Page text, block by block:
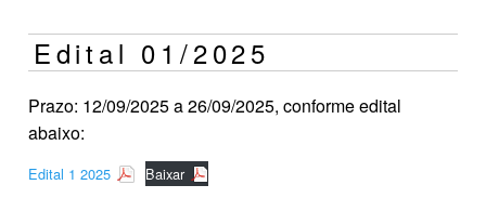
Edital 01/2025
Prazo: 12/09/2025 a 26/09/2025, conforme edital
abaixo:
Edital 1 2025 Baixar